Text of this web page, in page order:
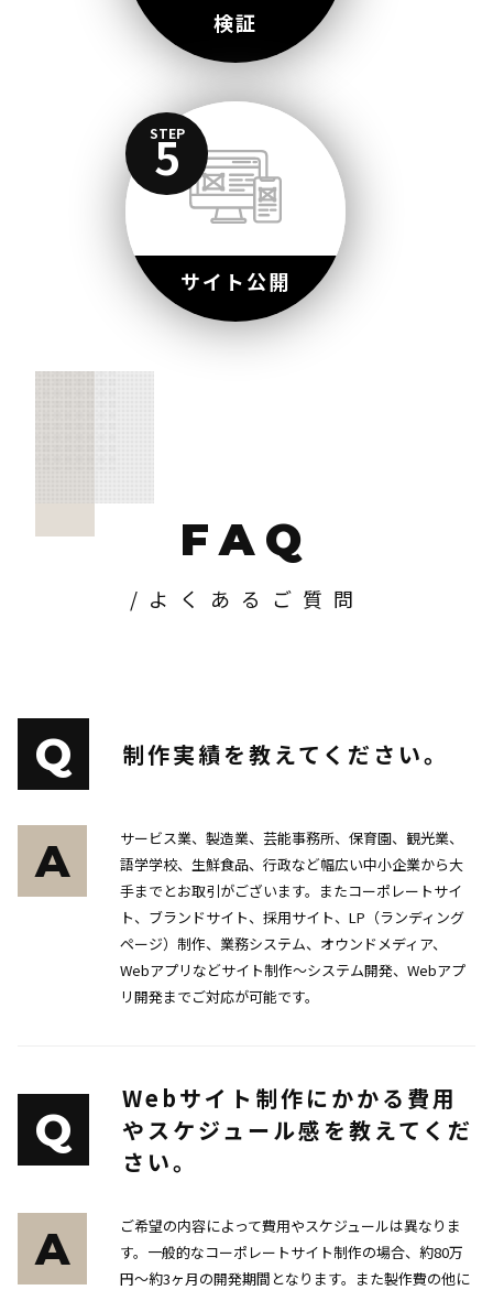
検証
STEP
5
サイト公開
FAQ
/よくあるご質問
Q 制作実績を教えてください。
A
サービス業、製造業、芸能事務所、保育園、観光業、
語学学校、生鮮食品、行政など幅広い中小企業から大
手までとお取引がございます。またコーポレートサイ
ト、ブランドサイト、採用サイト、LP（ランディング
ページ）制作、業務システム、オウンドメディア、
Webアプリなどサイト制作〜システム開発、Webアプ
リ開発までご対応が可能です。
Q
Webサイト制作にかかる費用
やスケジュール感を教えてくだ
さい。
A
ご希望の内容によって費用やスケジュールは異なりま
す。一般的なコーポレートサイト制作の場合、約80万
円〜約3ヶ月の開発期間となります。また製作費の他に